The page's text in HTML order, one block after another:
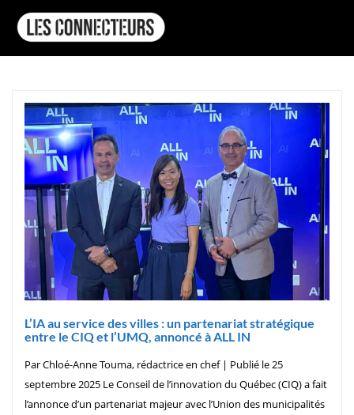
L’IA au service des villes : un partenariat stratégique
entre le CIQ et l’UMQ, annoncé à ALL IN
Par Chloé-Anne Touma, rédactrice en chef | Publié le 25
septembre 2025 Le Conseil de l’innovation du Québec (CIQ) a fait
l’annonce d’un partenariat majeur avec l’Union des municipalités